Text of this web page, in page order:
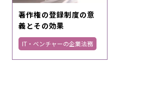
著作権の登録制度の意
義とその効果
IT・ベンチャーの企業法務